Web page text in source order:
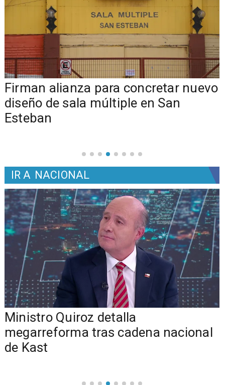
​​Firman alianza para concretar nuevo
diseño de sala múltiple en San
Esteban
IR A NACIONAL
Ministro Quiroz detalla
megarreforma tras cadena nacional
de Kast